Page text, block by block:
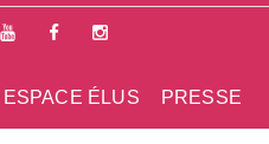
PRESSE
ESPACE ÉLUS